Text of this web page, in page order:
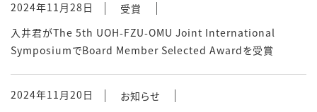
2024年11月28日
受賞
入井君がThe 5th UOH-FZU-OMU Joint International
SymposiumでBoard Member Selected Awardを受賞
2024年11月20日
お知らせ